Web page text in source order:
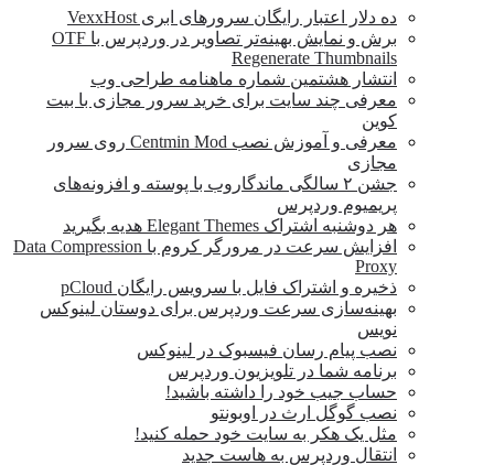
ده دلار اعتبار رایگان سرورهای ابری VexxHost
برش و نمایش بهینه‌تر تصاویر در وردپرس با OTF
Regenerate Thumbnails
انتشار هشتمین شماره ماهنامه طراحی وب
معرفی چند سایت برای خرید سرور مجازی با بیت
معرفی و آموزش نصب Centmin Mod روی سرور
مجازی
جشن ۲ سالگی ماندگار‌وب با پوسته و افزونه‌های
پریمیوم وردپرس
هر دوشنبه اشتراک Elegant Themes هدیه بگیرید
افزایش سرعت در مرورگر کروم با Data Compression
Proxy
ذخیره و اشتراک فایل با سرویس رایگان pCloud
بهینه‌سازی سرعت وردپرس برای دوستان لینوکس
نویس
نصب پیام رسان فیسبوک در لینوکس
برنامه شما در تلویزیون وردپرس
حساب جیب خود را داشته باشید!
نصب گوگل ارث در اوبونتو
مثل یک هکر به سایت خود حمله کنید!
انتقال وردپرس به هاست جدید